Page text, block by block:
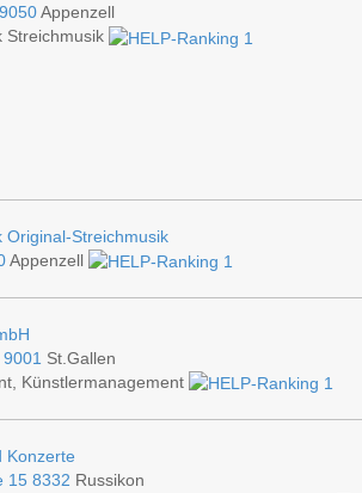
9050Appenzell
Streichmusik
Original-Streichmusik
Appenzell
9001 St.Gallen
Künstlermanagement
Konzerte
15 8332 Russikon